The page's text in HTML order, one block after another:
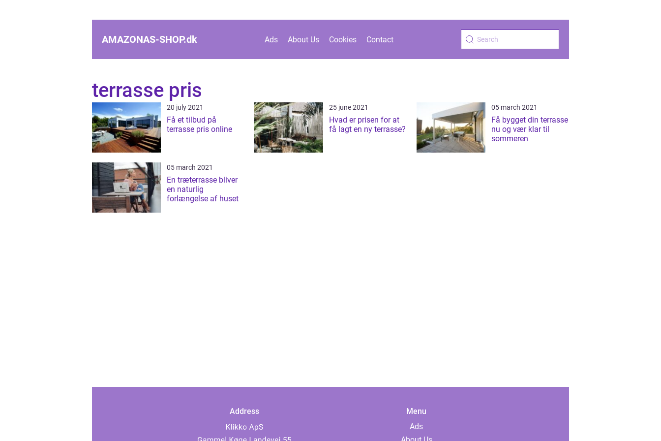
AMAZONAS-SHOP.dk Ads About Us Cookies Contact
terrasse pris
20 july 2021
Få et tilbud på
terrasse pris online
25 june 2021
Hvad er prisen for at
få lagt en ny terrasse?
05 march 2021
Få bygget din terrasse
nu og vær klar til
sommeren
05 march 2021
En træterrasse bliver
en naturlig
forlængelse af huset
Address
Menu
Ads